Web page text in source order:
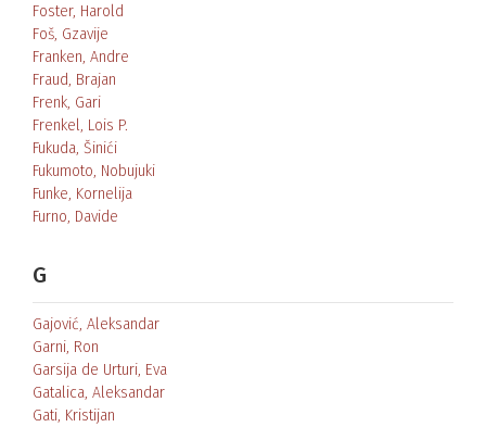
Foster, Harold
Foš, Gzavije
Franken, Andre
Fraud, Brajan
Frenk, Gari
Frenkel, Lois P.
Fukuda, Šinići
Fukumoto, Nobujuki
Funke, Kornelija
Furno, Davide
G
Gajović, Aleksandar
Garni, Ron
Garsija de Urturi, Eva
Gatalica, Aleksandar
Gati, Kristijan